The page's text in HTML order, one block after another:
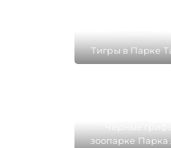
Тигры в Парке
зоопарке Парка